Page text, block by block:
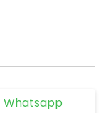
Whatsapp